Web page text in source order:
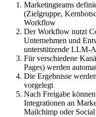
Marketingteams
(Zielgruppe,
Workflow
Der Workflow nutzt
Unternehmen und
unterstützende LLM-
Für verschiedene
Pages) werden
Die Ergebnisse
vorgelegt
Nach Freigabe
Integrationen an
Mailchimp oder